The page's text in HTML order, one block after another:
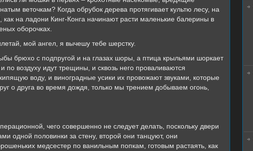
веточкам? Когда обрубок дерева протягивает культю лесу, на
как на ладони Кинг-Конга начинают расти маленькие балерины в
оборочках.
мой ангел, я вычешу тебе шерстку.
брюхо с подпругой и на глазах шоры, а птица крыльями шоркает
по воздуху идут трещины, и сквозь него проваливаются
воду, и виноградные усики их провожают звуками, которые
о друга во время дождя, только мы трением добываем огонь,
чего совершенно не следует делать, поскольку двери
одной половинки за стену, второй они танцуют, они
медсестер по ванильным попкам, готовым растаять, как